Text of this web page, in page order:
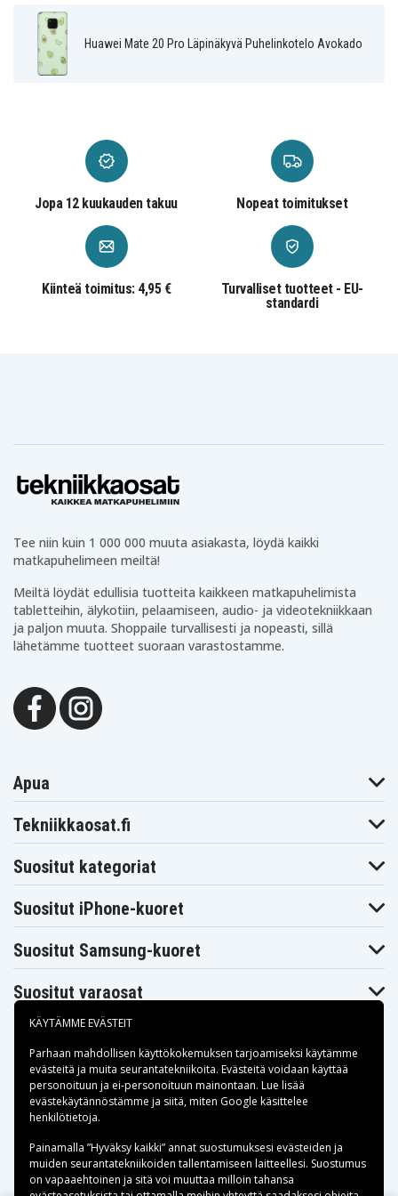
Väri
Materiaali
Huawei Mate 20 Pro Läpinäkyvä Puhelinkotelo Avokado
Jopa 12 kuukauden takuu Nopeat toimitukset
Kiinteä toimitus: 4,95 €
Turvalliset tuotteet - EU-
standardi
Tee niin kuin 1 000 000 muuta asiakasta, löydä kaikki
matkapuhelimeen meiltä!
Meiltä löydät edullisia tuotteita kaikkeen matkapuhelimista
tabletteihin, älykotiin, pelaamiseen, audio- ja videotekniikkaan
ja paljon muuta. Shoppaile turvallisesti ja nopeasti, sillä
lähetämme tuotteet suoraan varastostamme.
Apua
Tekniikkaosat.fi
Suositut kategoriat
Suositut iPhone-kuoret
Suositut Samsung-kuoret
Suositut varaosat
Maksuvaihtoehdot
Toimitusvaihtoehdot
KÄYTÄMME EVÄSTEIT
Parhaan mahdollisen käyttökokemuksen tarjoamiseksi käytämme
evästeitä ja muita seurantatekniikoita. Evästeitä voidaan käyttää
personoituun ja ei-personoituun mainontaan. Lue lisää
evästekäytännöstämme ja siitä, miten Google käsittelee
henkilötietoja.
Painamalla ”Hyväksy kaikki” annat suostumuksesi evästeiden ja
muiden seurantatekniikoiden tallentamiseen laitteellesi. Suostumus
on vapaaehtoinen ja sitä voi muuttaa milloin tahansa